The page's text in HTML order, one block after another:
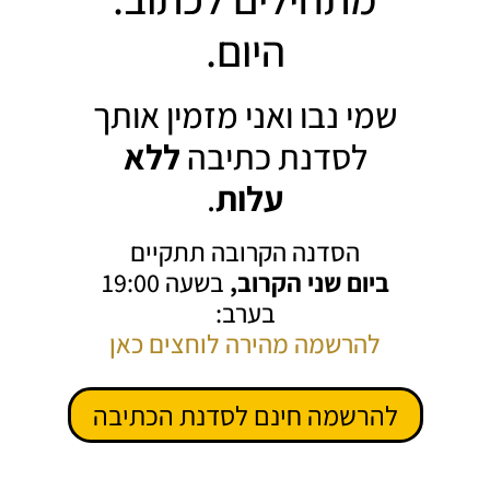
היום.
שמי נבו ואני מזמין אותך
לסדנת כתיבהללא
עלות.
הסדנה הקרובה תתקיים
ביום שני הקרוב,
בשעה 19:00
בערב:
להרשמה מהירה לוחצים כאן
להרשמה חינם לסדנת הכתיבה